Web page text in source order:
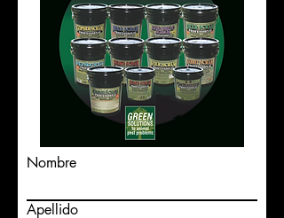
Nombre
Apellido